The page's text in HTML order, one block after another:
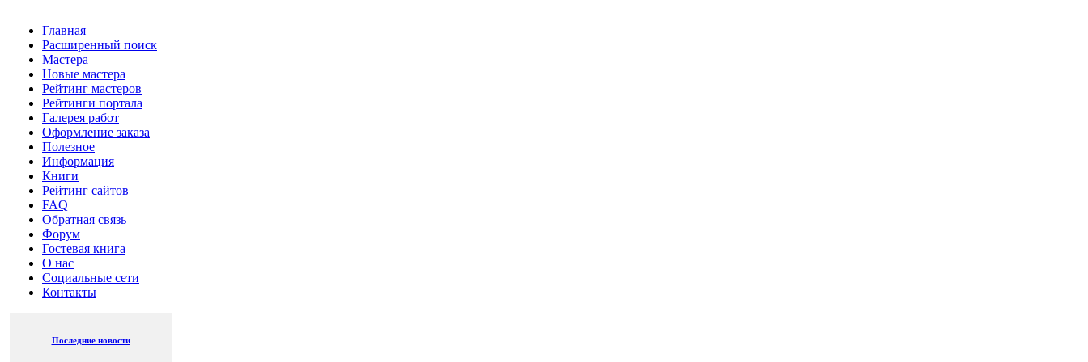
Главная
Расширенный поиск
Мастера
Новые мастера
Рейтинг мастеров
Рейтинги портала
Галерея работ
Оформление заказа
Полезное
Информация
Книги
Рейтинг сайтов
FAQ
Обратная связь
Форум
Гостевая книга
О нас
Социальные сети
Контакты
Последние новости